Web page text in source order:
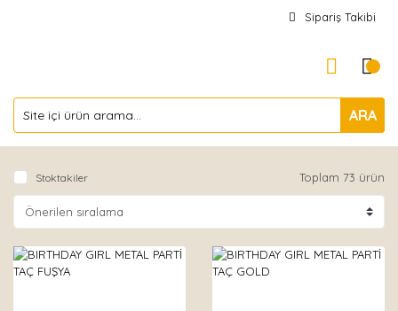
Sipariş Takibi
ARA
Stoktakiler Toplam 73 ürün